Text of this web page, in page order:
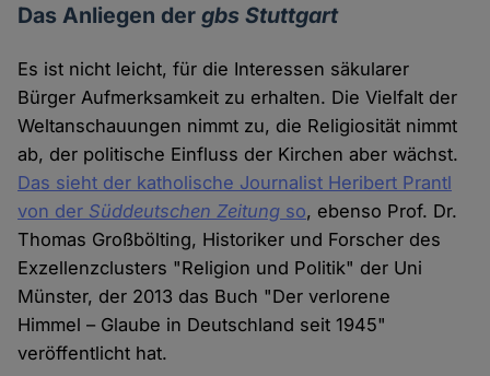
Das Anliegen dergbs Stuttgart
Es ist nicht leicht, für die Interessen säkularer
Bürger Aufmerksamkeit zu erhalten. Die Vielfalt der
Weltanschauungen nimmt zu, die Religiosität nimmt
ab, der politische Einfluss der Kirchen aber wächst.
Das sieht der katholische Journalist Heribert Prantl
von der Süddeutschen Zeitung so, ebenso Prof. Dr.
Thomas Großbölting, Historiker und Forscher des
Exzellenzclusters "Religion und Politik" der Uni
Münster, der 2013 das Buch "Der verlorene
Himmel – Glaube in Deutschland seit 1945"
veröffentlicht hat.